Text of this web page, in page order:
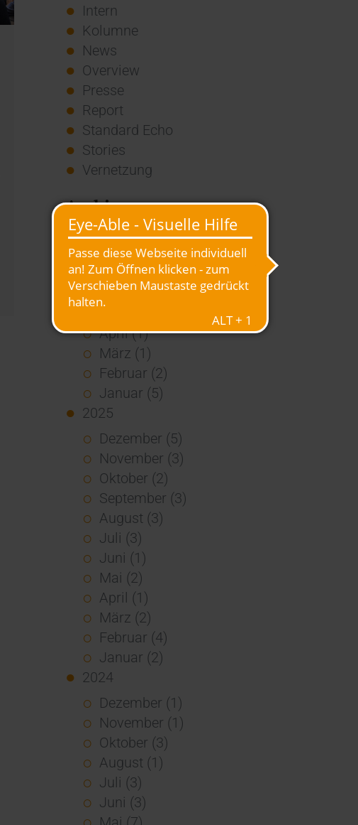
Intern
Kolumne
News
Overview
Presse
Report
Standard Echo
Stories
Vernetzung
Archiv
2026
Juli (4)
Juni (4)
April (1)
März (1)
Februar (2)
Januar (5)
2025
Dezember (5)
November (3)
Oktober (2)
September (3)
August (3)
Juli (3)
Juni (1)
Mai (2)
April (1)
März (2)
Februar (4)
Januar (2)
2024
Dezember (1)
November (1)
Oktober (3)
August (1)
Juli (3)
Juni (3)